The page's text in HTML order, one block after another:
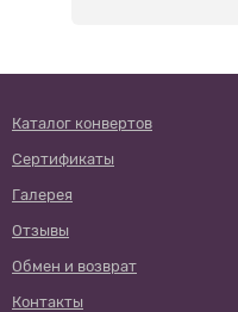
Каталог конвертов
Сертификаты
Галерея
Отзывы
Обмен и возврат
Контакты